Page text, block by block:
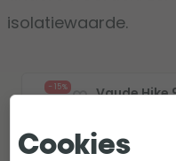
isolatiewaarde.
- 15% Vaude Hike
Cookies